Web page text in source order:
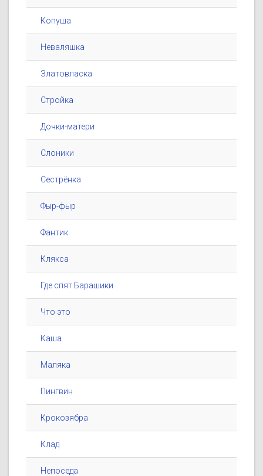
Копуша
Неваляшка
Златовласка
Стройка
Дочки-матери
Слоники
Сестрёнка
Фыр-фыр
Фантик
Клякса
Где спят Барашики
Что это
Каша
Маляка
Пингвин
Крокозябра
Клад
Непоседа